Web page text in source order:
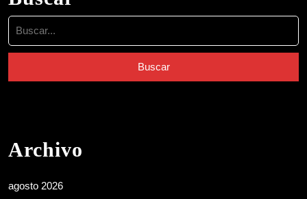
Buscar:
Archivo
agosto 2026